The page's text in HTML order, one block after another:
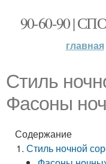
90-60-90 |
главная
Стиль
Фасоны
Содержание
Стиль ночной